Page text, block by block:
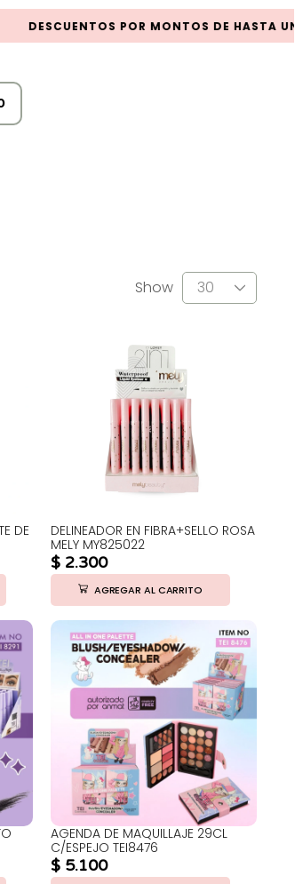
DESCUENTOS POR MONTOS DE HASTA UN
Show
DE
DELINEADOR EN FIBRA+SELLO ROSA
MELY MY825022
$ 2.300
AGREGAR AL CARRITO
AGENDA DE MAQUILLAJE 29CL
C/ESPEJO TEI8476
$ 5.100